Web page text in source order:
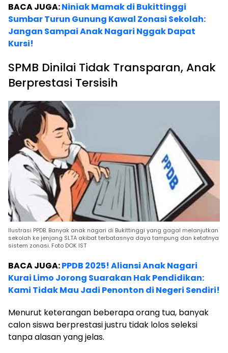
BACA JUGA:Niniak Mamak di Bukittinggi
Sumbar Turun Gunung Kawal Zonasi Sekolah:
Jangan Sampai Anak Nagari Nggak Dapat
Kursi!
SPMB Dinilai Tidak Transparan, Anak
Berprestasi Tersisih
Ilustrasi PPDB. Banyak anak nagari di Bukittinggi yang gagal melanjutkan
sekolah ke jenjang SLTA akibat terbatasnya daya tampung dan ketatnya
sistem zonasi. Foto DOK IST
BACA JUGA:PPDB 2025! Aliansi Anak Nagari
Kurai Limo Jorong Suarakan Hak Pendidikan:
Kami Tidak Mau Jadi Penonton di Negeri Sendiri!
Menurut keterangan beberapa orang tua, banyak
calon siswa berprestasi justru tidak lolos seleksi
tanpa alasan yang jelas.